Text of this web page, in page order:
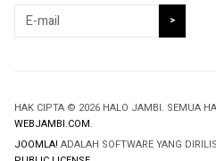
HAK CIPTA © 2026 HALO JAMBI. SEMUA
WEBJAMBI.COM.
JOOMLA! ADALAH SOFTWARE YANG